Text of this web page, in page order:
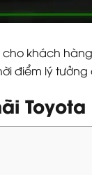
khách
lý tưởng